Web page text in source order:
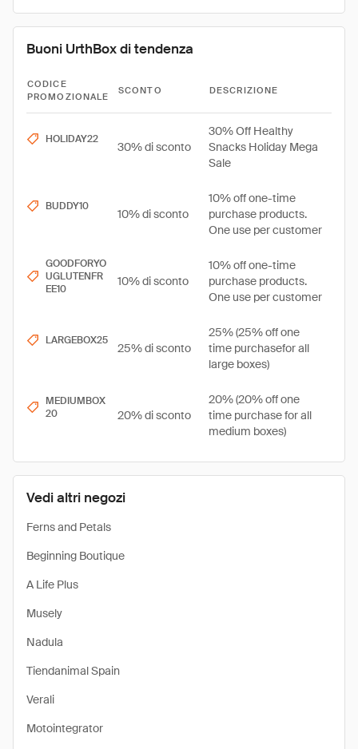
Vedi altri negozi
Ferns and Petals
Beginning Boutique
A Life Plus
Musely
Nadula
Tiendanimal Spain
Verali
Motointegrator
Buoni UrthBox di tendenza
CODICE
PROMOZIONALE
SCONTO DESCRIZIONE
HOLIDAY22
30% di sconto
30% Off Healthy
Snacks Holiday Mega
Sale
BUDDY10
10% di sconto
10% off one-time
purchase products.
One use per customer
GOODFORYO
UGLUTENFR
EE10
10% di sconto
10% off one-time
purchase products.
One use per customer
LARGEBOX25
25% di sconto
25% (25% off one
time purchasefor all
large boxes)
MEDIUMBOX
20
20% di sconto
20% (20% off one
time purchase for all
medium boxes)